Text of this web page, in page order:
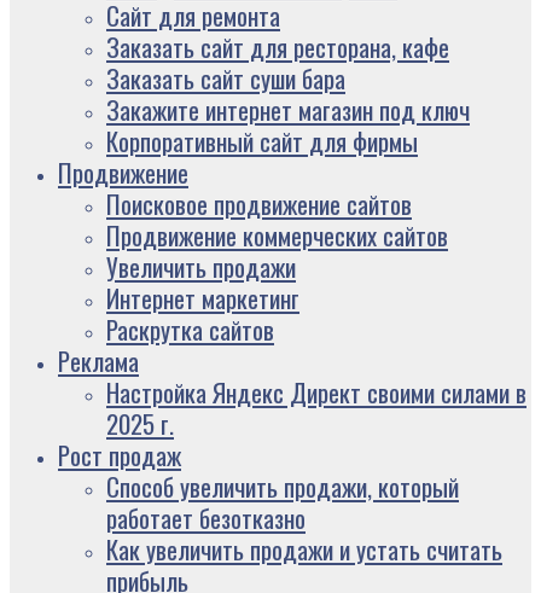
Сайт для ремонта
Заказать сайт для ресторана, кафе
Заказать сайт суши бара
Закажите интернет магазин под ключ
Корпоративный сайт для фирмы
Продвижение
Поисковое продвижение сайтов
Продвижение коммерческих сайтов
Увеличить продажи
Интернет маркетинг
Раскрутка сайтов
Реклама
Настройка Яндекс Директ своими силами в
2025 г.
Рост продаж
Способ увеличить продажи, который
работает безотказно
Как увеличить продажи и устать считать
прибыль